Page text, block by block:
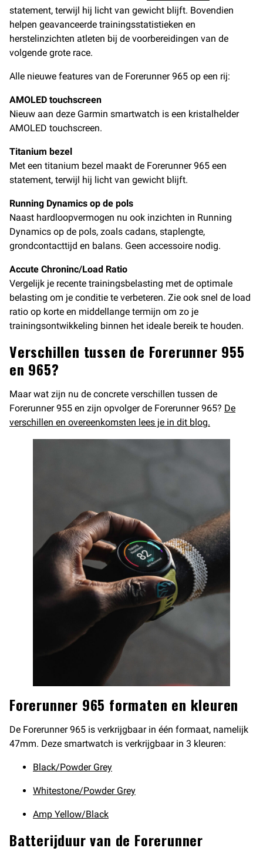
statement, terwijl hij licht van gewicht blijft. Bovendien
helpen geavanceerde trainingsstatistieken en
herstelinzichten atleten bij de voorbereidingen van de
volgende grote race.
Alle nieuwe features van de Forerunner 965 op een rij:
AMOLED touchscreen
Nieuw aan deze Garmin smartwatch is een kristalhelder
AMOLED touchscreen.
Titanium bezel
Met een titanium bezel maakt de Forerunner 965 een
statement, terwijl hij licht van gewicht blijft.
Running Dynamics op de pols
Naast hardloopvermogen nu ook inzichten in Running
Dynamics op de pols, zoals cadans, staplengte,
grondcontacttijd en balans. Geen accessoire nodig.
Accute Chroninc/Load Ratio
Vergelijk je recente trainingsbelasting met de optimale
belasting om je conditie te verbeteren. Zie ook snel de load
ratio op korte en middellange termijn om zo je
trainingsontwikkeling binnen het ideale bereik te houden.
Verschillen tussen de Forerunner 955
en 965?
Maar wat zijn nu de concrete verschillen tussen de
Forerunner 955 en zijn opvolger de Forerunner 965? De
verschillen en overeenkomsten lees je in dit blog.
Forerunner 965 formaten en kleuren
De Forerunner 965 is verkrijgbaar in één formaat, namelijk
47mm. Deze smartwatch is verkrijgbaar in 3 kleuren:
Black/Powder Grey
Whitestone/Powder Grey
Amp Yellow/Black
Batterijduur van de Forerunner